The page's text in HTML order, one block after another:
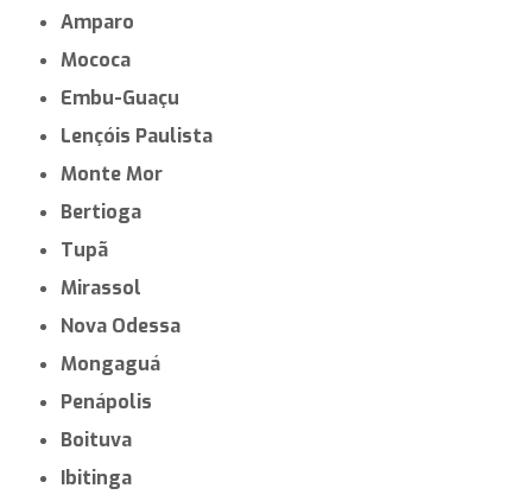
Amparo
Mococa
Embu-Guaçu
Lençóis Paulista
Monte Mor
Bertioga
Tupã
Mirassol
Nova Odessa
Mongaguá
Penápolis
Boituva
Ibitinga